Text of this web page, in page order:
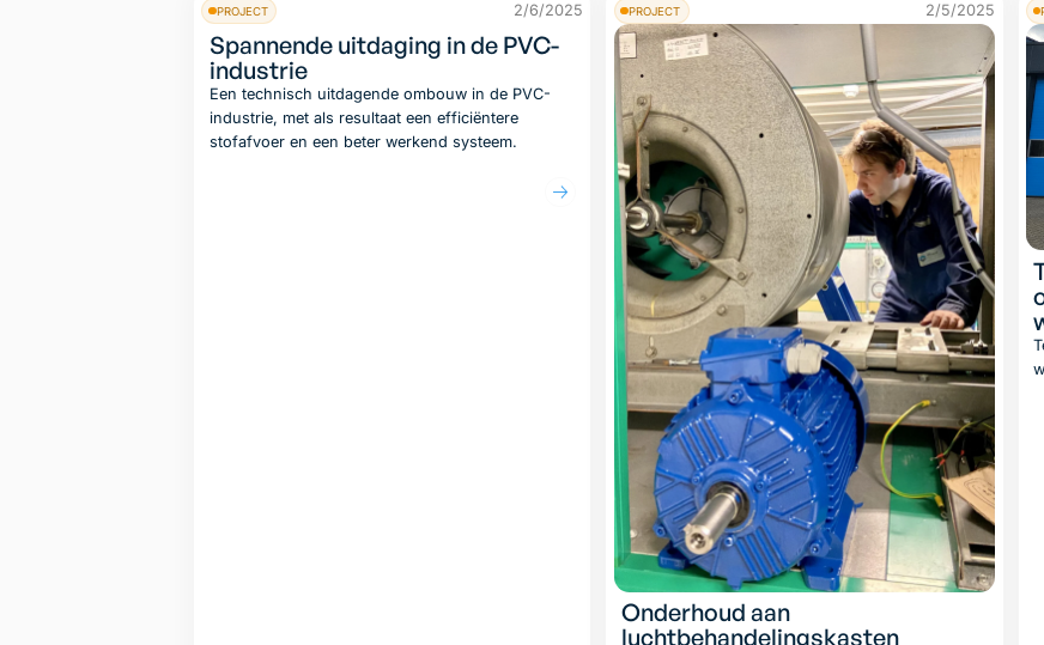
PROJECT 2/6/2025
Spannende uitdaging in de PVC-
industrie
Een technisch uitdagende ombouw in de PVC-
industrie, met als resultaat een efficiëntere
stofafvoer en een beter werkend systeem.
PROJECT 2/5/2025
Onderhoud aan
luchtbehandelingskasten